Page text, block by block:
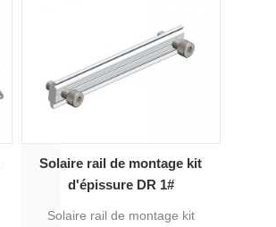
Solaire rail de montage kit
d'épissure DR 1#
Solaire rail de montage kit